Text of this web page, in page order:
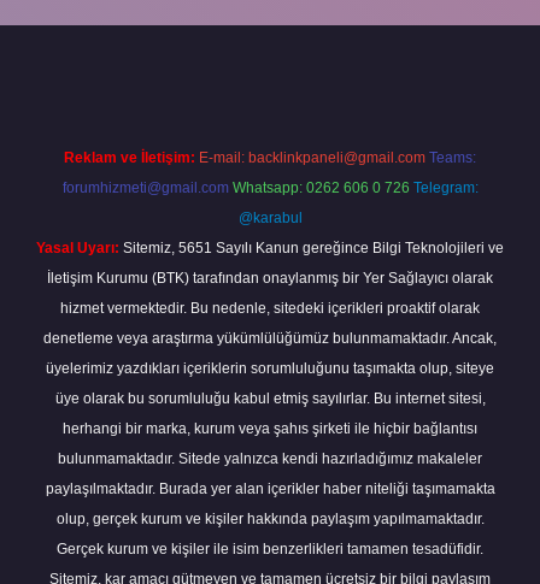
Reklam ve İletişim: E-mail: backlinkpaneli@gmail.com Teams:
forumhizmeti@gmail.com Whatsapp: 0262 606 0 726 Telegram:
@karabul
Yasal Uyarı: Sitemiz, 5651 Sayılı Kanun gereğince Bilgi Teknolojileri ve
İletişim Kurumu (BTK) tarafından onaylanmış bir Yer Sağlayıcı olarak
hizmet vermektedir. Bu nedenle, sitedeki içerikleri proaktif olarak
denetleme veya araştırma yükümlülüğümüz bulunmamaktadır. Ancak,
üyelerimiz yazdıkları içeriklerin sorumluluğunu taşımakta olup, siteye
üye olarak bu sorumluluğu kabul etmiş sayılırlar. Bu internet sitesi,
herhangi bir marka, kurum veya şahıs şirketi ile hiçbir bağlantısı
bulunmamaktadır. Sitede yalnızca kendi hazırladığımız makaleler
paylaşılmaktadır. Burada yer alan içerikler haber niteliği taşımamakta
olup, gerçek kurum ve kişiler hakkında paylaşım yapılmamaktadır.
Gerçek kurum ve kişiler ile isim benzerlikleri tamamen tesadüfidir.
Sitemiz, kar amacı gütmeyen ve tamamen ücretsiz bir bilgi paylaşım